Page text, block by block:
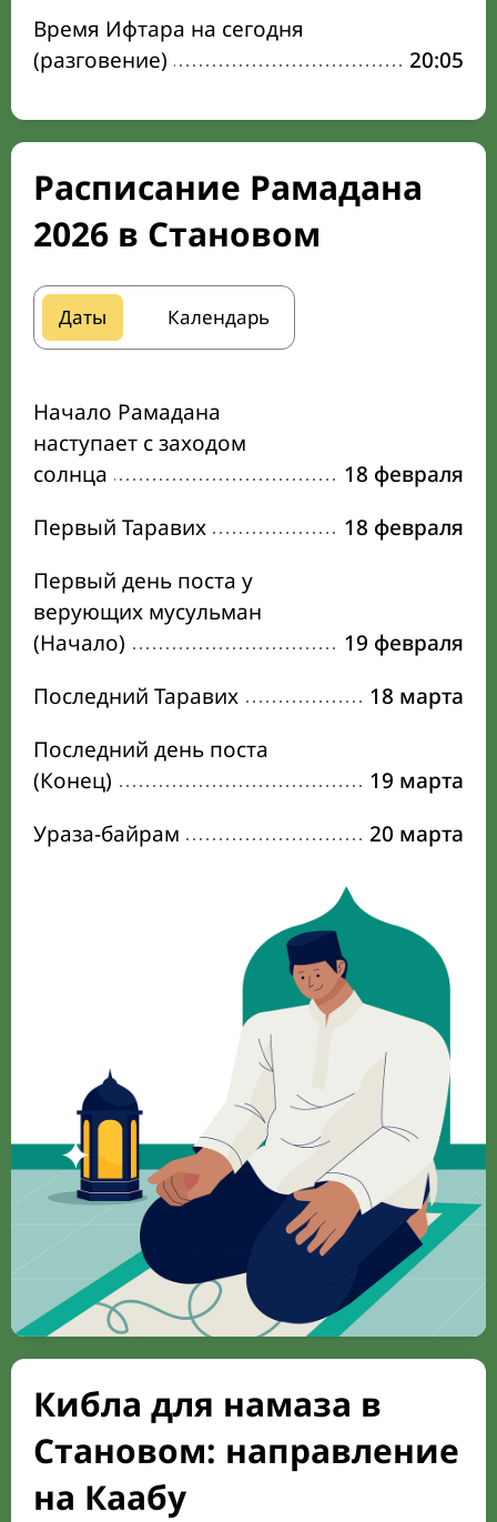
Время Ифтара на сегодня
(разговение)
20:05
Расписание Рамадана
2026 в Становом
Даты Календарь
Начало Рамадана
наступает с заходом
солнца
18 февраля
Первый Таравих
18 февраля
Первый день поста у
верующих мусульман
(Начало)
19 февраля
Последний Таравих
18 марта
Последний день поста
(Конец)
19 марта
Ураза-байрам
20 марта
Кибла для намаза в
Становом: направление
на Каабу